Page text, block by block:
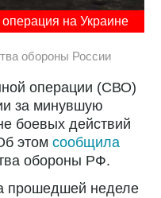
на Украине
обороны России
операции (СВО)
за минувшую
боевых действий
этом сообщила
обороны РФ.
прошедшей неделе